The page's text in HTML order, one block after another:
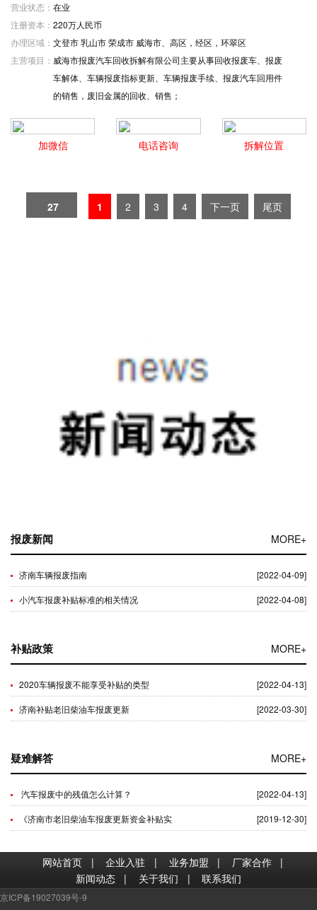
营业状态： 在业
注册资本： 220万人民币
办理区域： 文登市 乳山市 荣成市 威海市、高区，经区，环翠区
主营项目： 威海市报废汽车回收拆解有限公司主要从事回收报废车、报废
车解体、车辆报废指标更新、车辆报废手续、报废汽车回用件
的销售，废旧金属的回收、销售；
拆解位置
电话咨询
加微信
27 1 2 3 4 下一页 尾页
报废新闻 MORE+
[2022-04-09]
济南车辆报废指南
[2022-04-08]
小汽车报废补贴标准的相关情况
补贴政策 MORE+
[2022-04-13]
2020车辆报废不能享受补贴的类型
[2022-03-30]
济南补贴老旧柴油车报废更新
疑难解答 MORE+
[2022-04-13]
汽车报废中的残值怎么计算？
[2019-12-30]
《济南市老旧柴油车报废更新资金补贴实
网站首页 | 企业入驻 | 业务加盟 | 厂家合作
|
新闻动态
| 关于我们 | 联系我们
京ICP备19027039号-9